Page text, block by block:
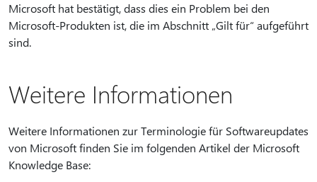
Microsoft hat bestätigt, dass dies ein Problem bei den
Microsoft-Produkten ist, die im Abschnitt „Gilt für“ aufgeführt
sind.
Weitere Informationen
Weitere Informationen zur Terminologie für Softwareupdates
von Microsoft finden Sie im folgenden Artikel der Microsoft
Knowledge Base: